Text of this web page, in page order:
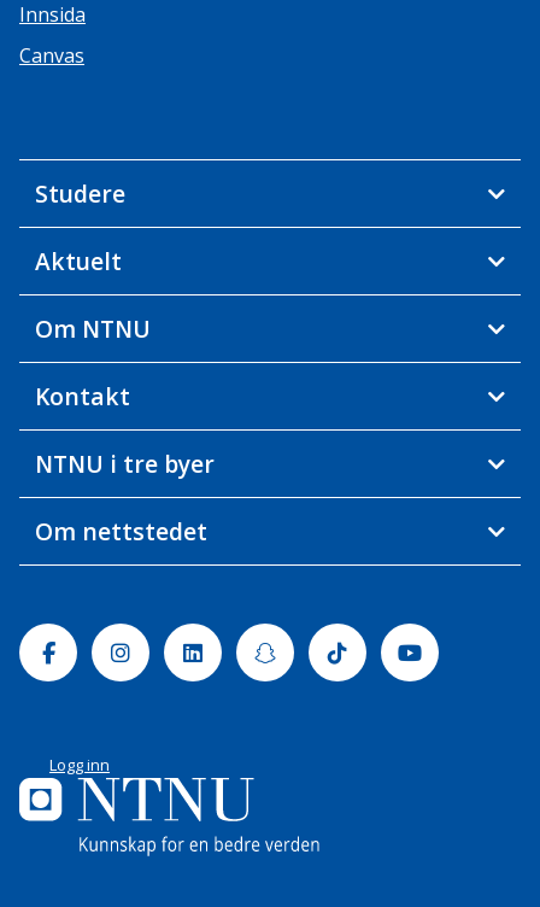
Innsida
Canvas
Studere
Aktuelt
Om NTNU
Kontakt
NTNU i tre byer
Om nettstedet
FacebookInstagramLinkedinSnapchatTiktok Youtube
Logg inn